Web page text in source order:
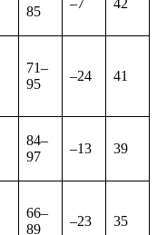
85
–7 42
71–
95
–24 41
84–
97
–13 39
66–
89
–23 35